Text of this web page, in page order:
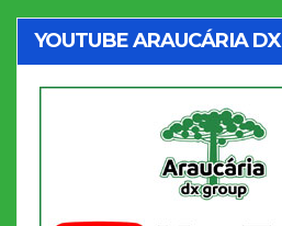
YOUTUBE ARAUCÁRIA DX